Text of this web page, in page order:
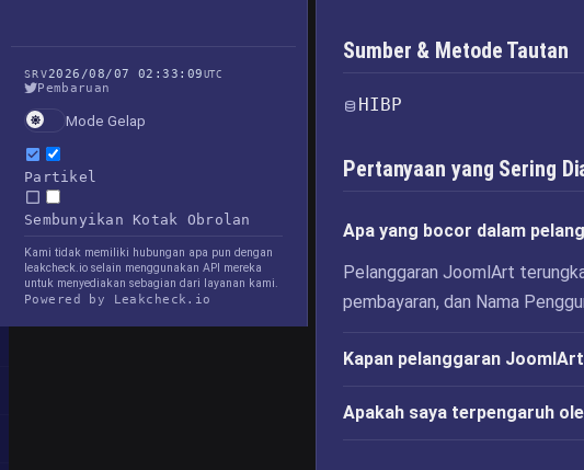
SRV2026/08/07 02:33:09UTC
Pembaruan
Mode Gelap
Partikel
Sembunyikan Kotak Obrolan
Kami tidak memiliki hubungan apa pun dengan
leakcheck.io selain menggunakan API mereka
untuk menyediakan sebagian dari layanan kami.
Powered by Leakcheck.io
Sumber & Metode Tautan
HIBP
Pertanyaan yang Sering
Apa yang bocor dalam
Pelanggaran JoomlArt
pembayaran, dan Nama
Kapan pelanggaran
Apakah saya terpengaruh